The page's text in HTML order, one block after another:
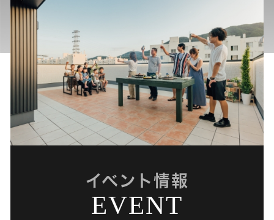
イベント情報
EVENT